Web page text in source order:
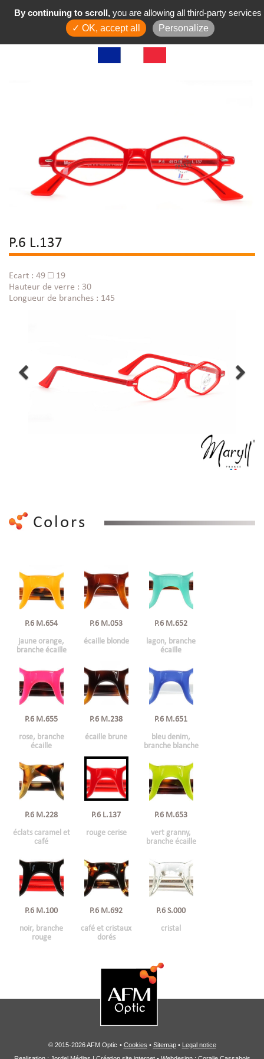
P.6 L.137
Ecart : 49 □ 19
Hauteur de verre : 30
Longueur de branches : 145
Colors
P.6 M.654
jaune orange,
branche écaille
P.6 M.053
écaille blonde
P.6 M.652
lagon, branche
écaille
P.6 M.655
rose, branche
écaille
P.6 M.238
écaille brune
P.6 M.651
bleu denim,
branche blanche
P.6 M.228
éclats caramel et
café
P.6 L.137
rouge cerise
P.6 M.653
vert granny,
branche écaille
P.6 M.100
noir, branche
rouge
P.6 M.692
café et cristaux
dorés
P.6 S.000
cristal
© 2015-2026 AFM Optic • Cookies • Sitemap•
Legal notice
By continuing to scroll, you are allowing all third-party services
✓ OK, accept all
Personalize